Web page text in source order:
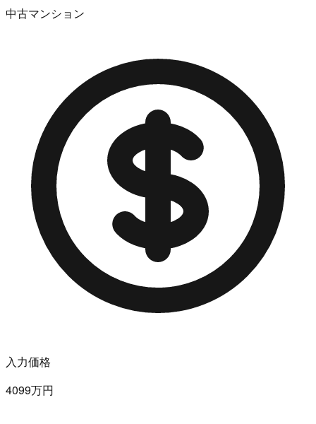
中古マンション
入力価格
4099万円